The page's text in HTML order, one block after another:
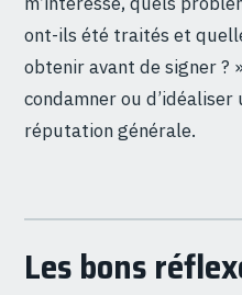
ont-ils été traités et
obtenir avant de signer ?
condamner ou
réputation générale.
Les bons